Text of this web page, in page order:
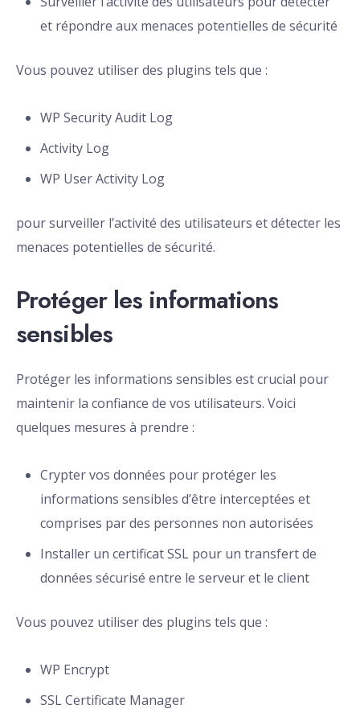
et répondre aux menaces potentielles de sécurité
Vous pouvez utiliser des plugins tels que :
WP Security Audit Log
Activity Log
WP User Activity Log
pour surveiller l’activité des utilisateurs et détecter les
menaces potentielles de sécurité.
Protéger les informations
sensibles
Protéger les informations sensibles est crucial pour
maintenir la confiance de vos utilisateurs. Voici
quelques mesures à prendre :
Crypter vos données pour protéger les
informations sensibles d’être interceptées et
comprises par des personnes non autorisées
Installer un certificat SSL pour un transfert de
données sécurisé entre le serveur et le client
Vous pouvez utiliser des plugins tels que :
WP Encrypt
SSL Certificate Manager